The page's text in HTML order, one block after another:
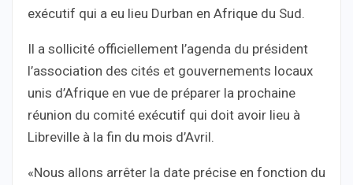
exécutif qui a eu lieu Durban en Afrique du Sud.
Il a sollicité officiellement l’agenda du président
l’association des cités et gouvernements locaux
unis d’Afrique en vue de préparer la prochaine
réunion du comité exécutif qui doit avoir lieu à
Libreville à la fin du mois d’Avril.
«Nous allons arrêter la date précise en fonction du